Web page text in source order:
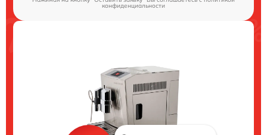
конфиденциальности